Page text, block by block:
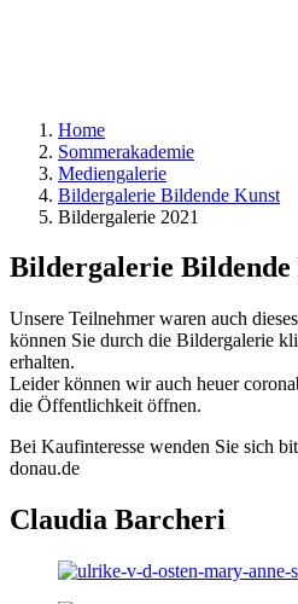
Home
Sommerakademie
Mediengalerie
Bildergalerie Bildende Kunst
Bildergalerie 2021
Bildergalerie Bildende
Unsere Teilnehmer waren auch
können Sie durch die Bildergalerie
erhalten.
Leider können wir auch heuer
die Öffentlichkeit öffnen.
Bei Kaufinteresse wenden Sie sich
donau.de
Claudia Barcheri